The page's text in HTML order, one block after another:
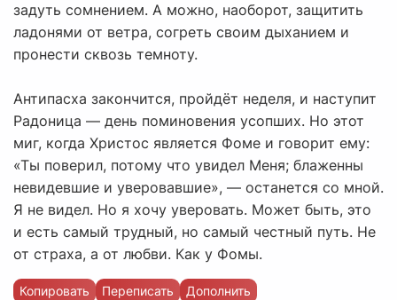
задуть сомнением. А можно, наоборот, защитить
ладонями от ветра, согреть своим дыханием и
пронести сквозь темноту.
Антипасха закончится, пройдёт неделя, и наступит
Радоница — день поминовения усопших. Но этот
миг, когда Христос является Фоме и говорит ему:
«Ты поверил, потому что увидел Меня; блаженны
невидевшие и уверовавшие», — останется со мной.
Я не видел. Но я хочу уверовать. Может быть, это
и есть самый трудный, но самый честный путь. Не
от страха, а от любви. Как у Фомы.
Копировать Переписать Дополнить